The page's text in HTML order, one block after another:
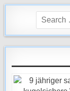
Search
for: